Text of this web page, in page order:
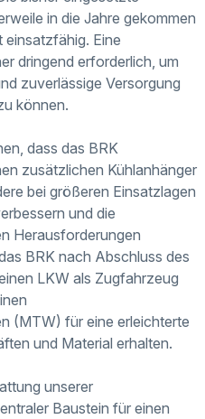
in die Jahre gekommen
Eine
dringend erforderlich, um
zuverlässige Versorgung
können.
dass das BRK
zusätzlichen Kühlanhänger
bei größeren Einsatzlagen
und die
Herausforderungen
BRK nach Abschluss des
LKW als Zugfahrzeug
(MTW) für eine erleichterte
und Material erhalten.
unserer
Baustein für einen